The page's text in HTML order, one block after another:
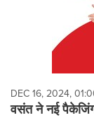
DEC 16, 2024,
वसंत ने नई